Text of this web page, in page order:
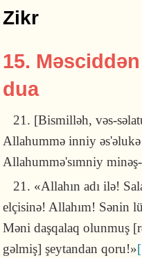
Zikr
15.
dua
21. [Bismilləh, vəs-
Allahummə inniy
Allahummə'sımniy
21. «Allahın adı ilə!
elçisi­nə! Allahım! Sənin
Məni daşqalaq olunmuş
gəl­miş] şey­tan­dan qoru!»